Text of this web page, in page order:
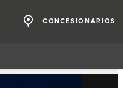
CONCESIONARIOS